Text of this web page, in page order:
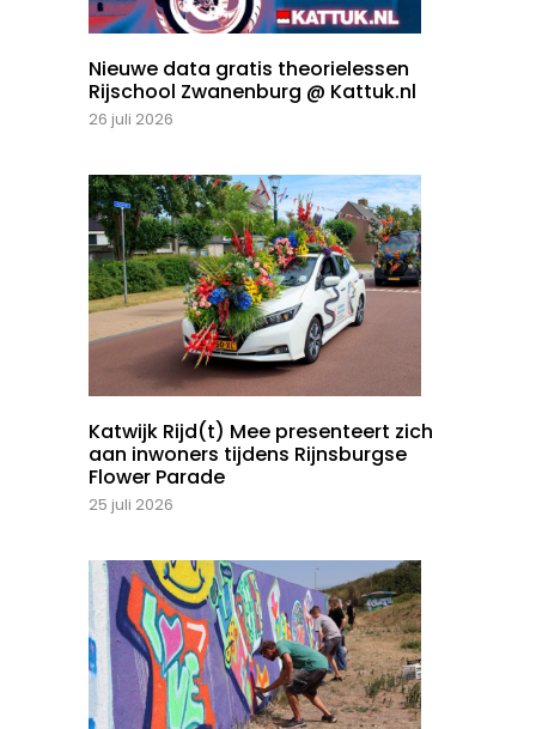
Nieuwe data gratis theorielessen
Rijschool Zwanenburg @ Kattuk.nl
26 juli 2026
Katwijk Rijd(t) Mee presenteert zich
aan inwoners tijdens Rijnsburgse
Flower Parade
25 juli 2026